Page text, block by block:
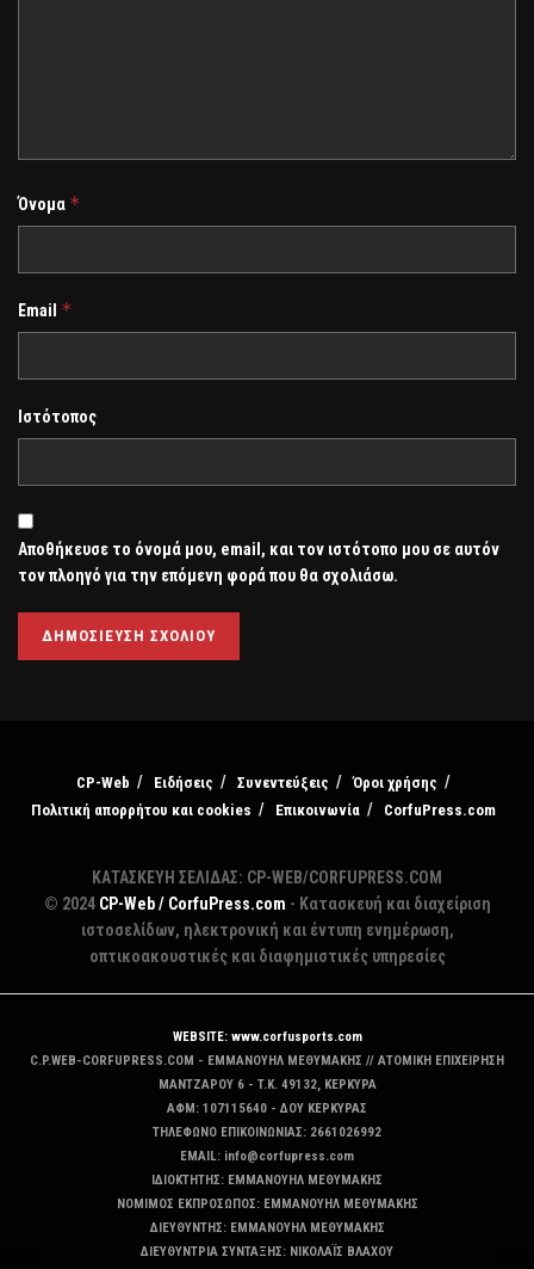
Όνομα *
Email *
Ιστότοπος
Αποθήκευσε το όνομά μου, email, και τον ιστότοπο μου σε αυτόν
τον πλοηγό για την επόμενη φορά που θα σχολιάσω.
CP-Web Ειδήσεις Συνεντεύξεις
Όροι χρήσης
Πολιτική απορρήτου και cookies
Επικοινωνία CorfuPress.com
ΚΑΤΑΣΚΕΥΗ ΣΕΛΙΔΑΣ: CP-WEB/CORFUPRESS.COM
© 2024 CP-Web / CorfuPress.com - Κατασκευή και διαχείριση
ιστοσελίδων, ηλεκτρονική και έντυπη ενημέρωση,
οπτικοακουστικές και διαφημιστικές υπηρεσίες
WEBSITE: www.corfusports.com
C.P.WEB-CORFUPRESS.COM - ΕΜΜΑΝΟΥΗΛ ΜΕΘΥΜΑΚΗΣ // ΑΤΟΜΙΚΗ ΕΠΙΧΕΙΡΗΣΗ
MANTZAΡΟΥ 6 - T.K. 49132, ΚΕΡΚΥΡΑ
ΑΦΜ: 107115640 - ΔΟΥ ΚΕΡΚΥΡΑΣ
ΤΗΛΕΦΩΝΟ ΕΠΙΚΟΙΝΩΝΙΑΣ: 2661026992
EMAIL: info@corfupress.com
ΙΔΙΟΚΤΗΤΗΣ: EMMANOYΗΛ ΜΕΘΥΜΑΚΗΣ
ΝΟΜΙΜΟΣ ΕΚΠΡΟΣΩΠΟΣ: EMMANOYΗΛ ΜΕΘΥΜΑΚΗΣ
ΔΙΕΥΘΥΝΤΗΣ: EMMANOYΗΛ ΜΕΘΥΜΑΚΗΣ
ΔΙΕΥΘΥΝΤΡΙΑ ΣΥΝΤΑΞΗΣ: ΝΙΚΟΛΑΪΣ ΒΛΑΧΟΥ